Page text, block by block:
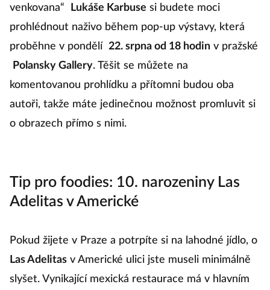
venkovana“ Lukáše Karbuse si budete moci
prohlédnout naživo během pop-up výstavy, která
proběhne v pondělí 22. srpna od 18 hodinv pražské
Polansky Gallery. Těšit se můžete na
komentovanou prohlídku a přítomni budou oba
autoři, takže máte jedinečnou možnost promluvit si
o obrazech přímo s nimi.
Tip pro foodies: 10. narozeniny Las
Adelitas v Americké
Pokud žijete v Praze a potrpíte si na lahodné jídlo, o
Las Adelitas v Americké ulici jste museli minimálně
slyšet. Vynikající mexická restaurace má v hlavním